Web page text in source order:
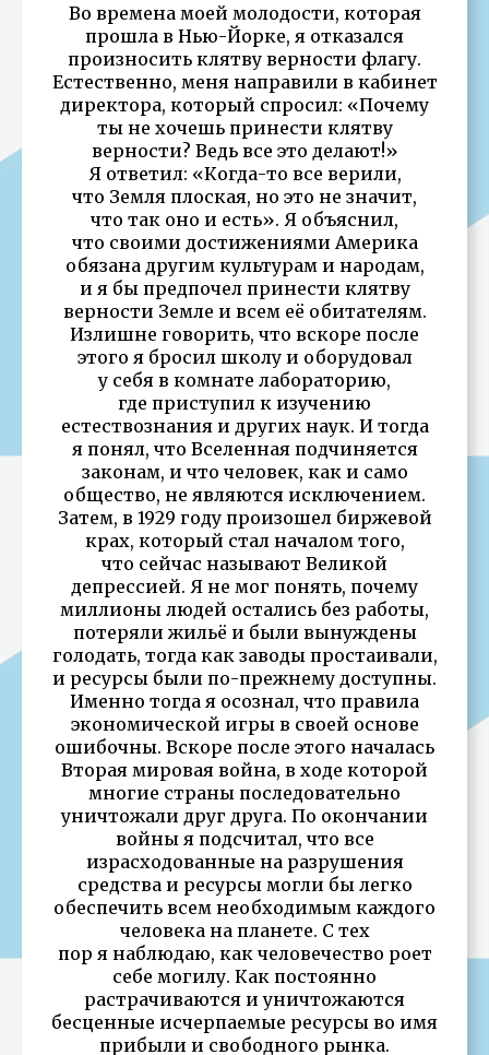
Во времена моей молодости, которая
прошла в Нью-Йорке, я отказался
произносить клятву верности флагу.
Естественно, меня направили в кабинет
директора, который спросил: «Почему
ты не хочешь принести клятву
верности? Ведь все это делают!»
Я ответил: «Когда-то все верили,
что Земля плоская, но это не значит,
что так оно и есть». Я объяснил,
что своими достижениями Америка
обязана другим культурам и народам,
и я бы предпочел принести клятву
верности Земле и всем её обитателям.
Излишне говорить, что вскоре после
этого я бросил школу и оборудовал
у себя в комнате лабораторию,
где приступил к изучению
естествознания и других наук. И тогда
я понял, что Вселенная подчиняется
законам, и что человек, как и само
общество, не являются исключением.
Затем, в 1929 году произошел биржевой
крах, который стал началом того,
что сейчас называют Великой
депрессией. Я не мог понять, почему
миллионы людей остались без работы,
потеряли жильё и были вынуждены
голодать, тогда как заводы простаивали,
и ресурсы были по-прежнему доступны.
Именно тогда я осознал, что правила
экономической игры в своей основе
ошибочны. Вскоре после этого началась
Вторая мировая война, в ходе которой
многие страны последовательно
уничтожали друг друга. По окончании
войны я подсчитал, что все
израсходованные на разрушения
средства и ресурсы могли бы легко
обеспечить всем необходимым каждого
человека на планете. С тех
пор я наблюдаю, как человечество роет
себе могилу. Как постоянно
растрачиваются и уничтожаются
бесценные исчерпаемые ресурсы во имя
прибыли и свободного рынка.